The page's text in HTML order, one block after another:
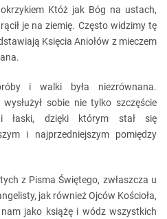
Któż jak Bóg na ustach,
je na ziemię. Często widzimy tę
Księcia Aniołów z mieczem
i walki była niezrównana.
sobie nie tylko szczęście
łaski, dzięki którym stał się
i najprzedniejszym pomiędzy
z Pisma Świętego, zwłaszcza u
jak również Ojców Kościoła,
jako książę i wódz wszystkich